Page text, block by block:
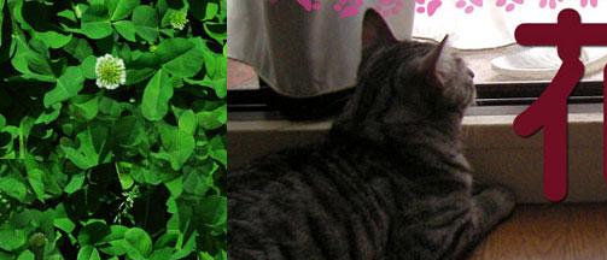
コ
ン
テ
ツ
へ
ス
キ
ッ